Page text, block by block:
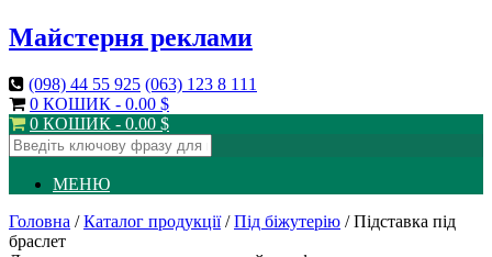
Майстерня реклами
(098) 44 55 925 (063) 123 8 111
0 КОШИК - 0.00 $
0 КОШИК - 0.00 $
МЕНЮ
Головна /Каталог продукції/Під біжутерію / Підставка під
браслет